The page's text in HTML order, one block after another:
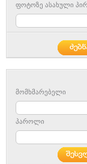
ფოტოზე ასახული
მომხმარებელი
პაროლი